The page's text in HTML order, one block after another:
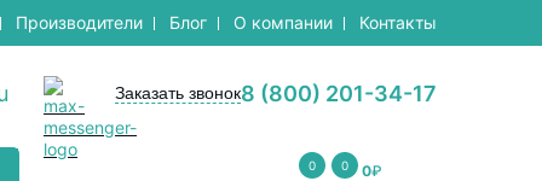
Производители Блог О компании Контакты
8 (800) 201-34-17
Заказать звонок
0 0 0₽